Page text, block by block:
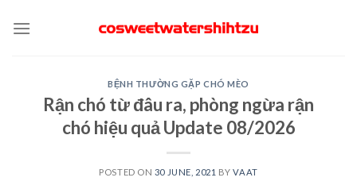
BỆNH THƯỜNG GẶP CHÓ MÈO
Rận chó từ đâu ra, phòng ngừa rận
chó hiệu quả Update 08/2026
POSTED ON 30 JUNE, 2021 BYVAAT